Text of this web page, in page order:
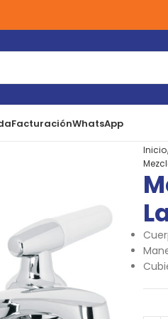
FacturaciónWhatsApp
Inicio